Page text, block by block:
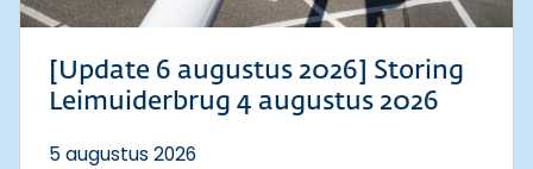
[Update 6 augustus 2026] Storing
Leimuiderbrug 4 augustus 2026
5 augustus 2026